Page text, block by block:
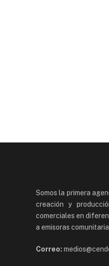
Somos la primera
creación y
comerciales en
a emisoras
Correo: